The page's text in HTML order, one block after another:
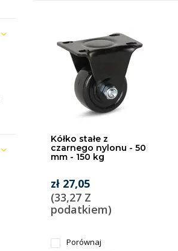
Kółko stałe z
czarnego nylonu - 50
mm - 150 kg
zł 27,05
(33,27 Z
podatkiem)
Porównaj